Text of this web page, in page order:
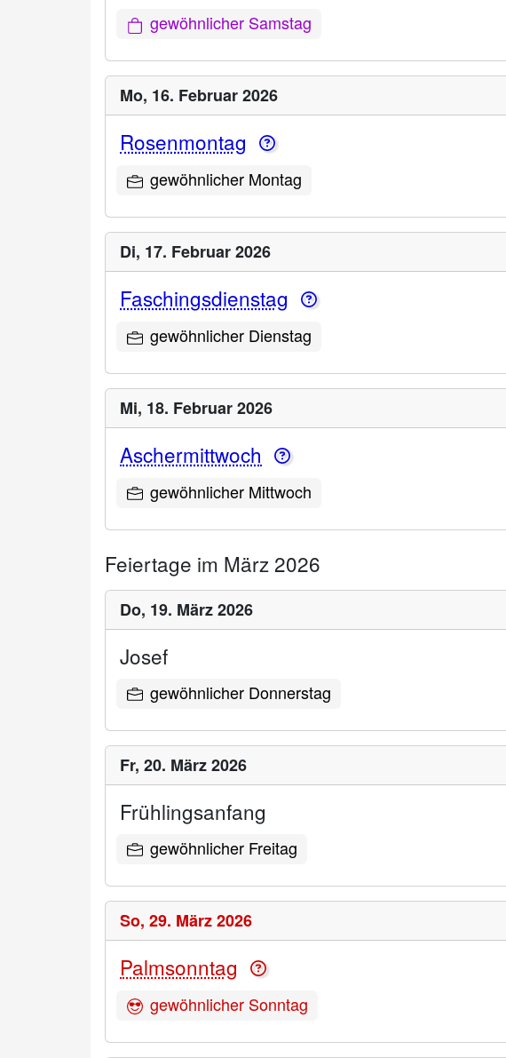
gewöhnlicher Samstag
Mo, 16. Februar 2026
Rosenmontag
gewöhnlicher Montag
Di, 17. Februar 2026
Faschingsdienstag
gewöhnlicher Dienstag
Mi, 18. Februar 2026
Aschermittwoch
gewöhnlicher Mittwoch
Feiertage im März 2026
Do, 19. März 2026
Josef
gewöhnlicher Donnerstag
Fr, 20. März 2026
Frühlingsanfang
gewöhnlicher Freitag
So, 29. März 2026
Palmsonntag
gewöhnlicher Sonntag